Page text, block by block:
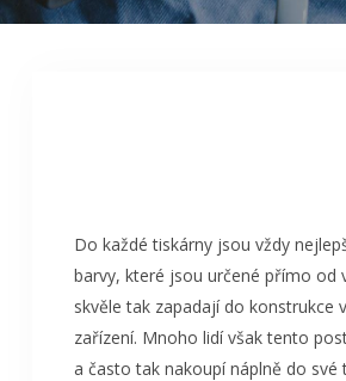
Do každé tiskárny jsou vždy
barvy, které jsou určené přímo od
skvěle tak zapadají do konstrukce
zařízení. Mnoho lidí však tento
a často tak nakoupí náplně do své